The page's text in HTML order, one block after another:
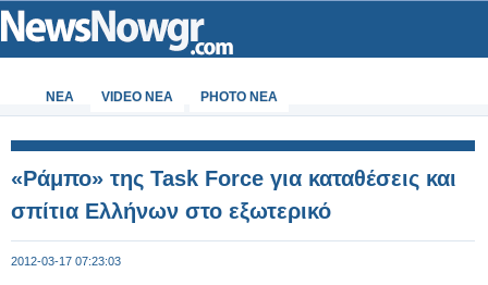
ΝΕΑ VIDEO NEA PHOTO NEA
«Ράμπο» της Task Force για καταθέσεις και
σπίτια Ελλήνων στο εξωτερικό
2012-03-17 07:23:03